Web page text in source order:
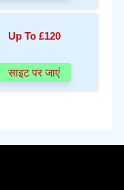
Up To £120
साइट पर जाएं